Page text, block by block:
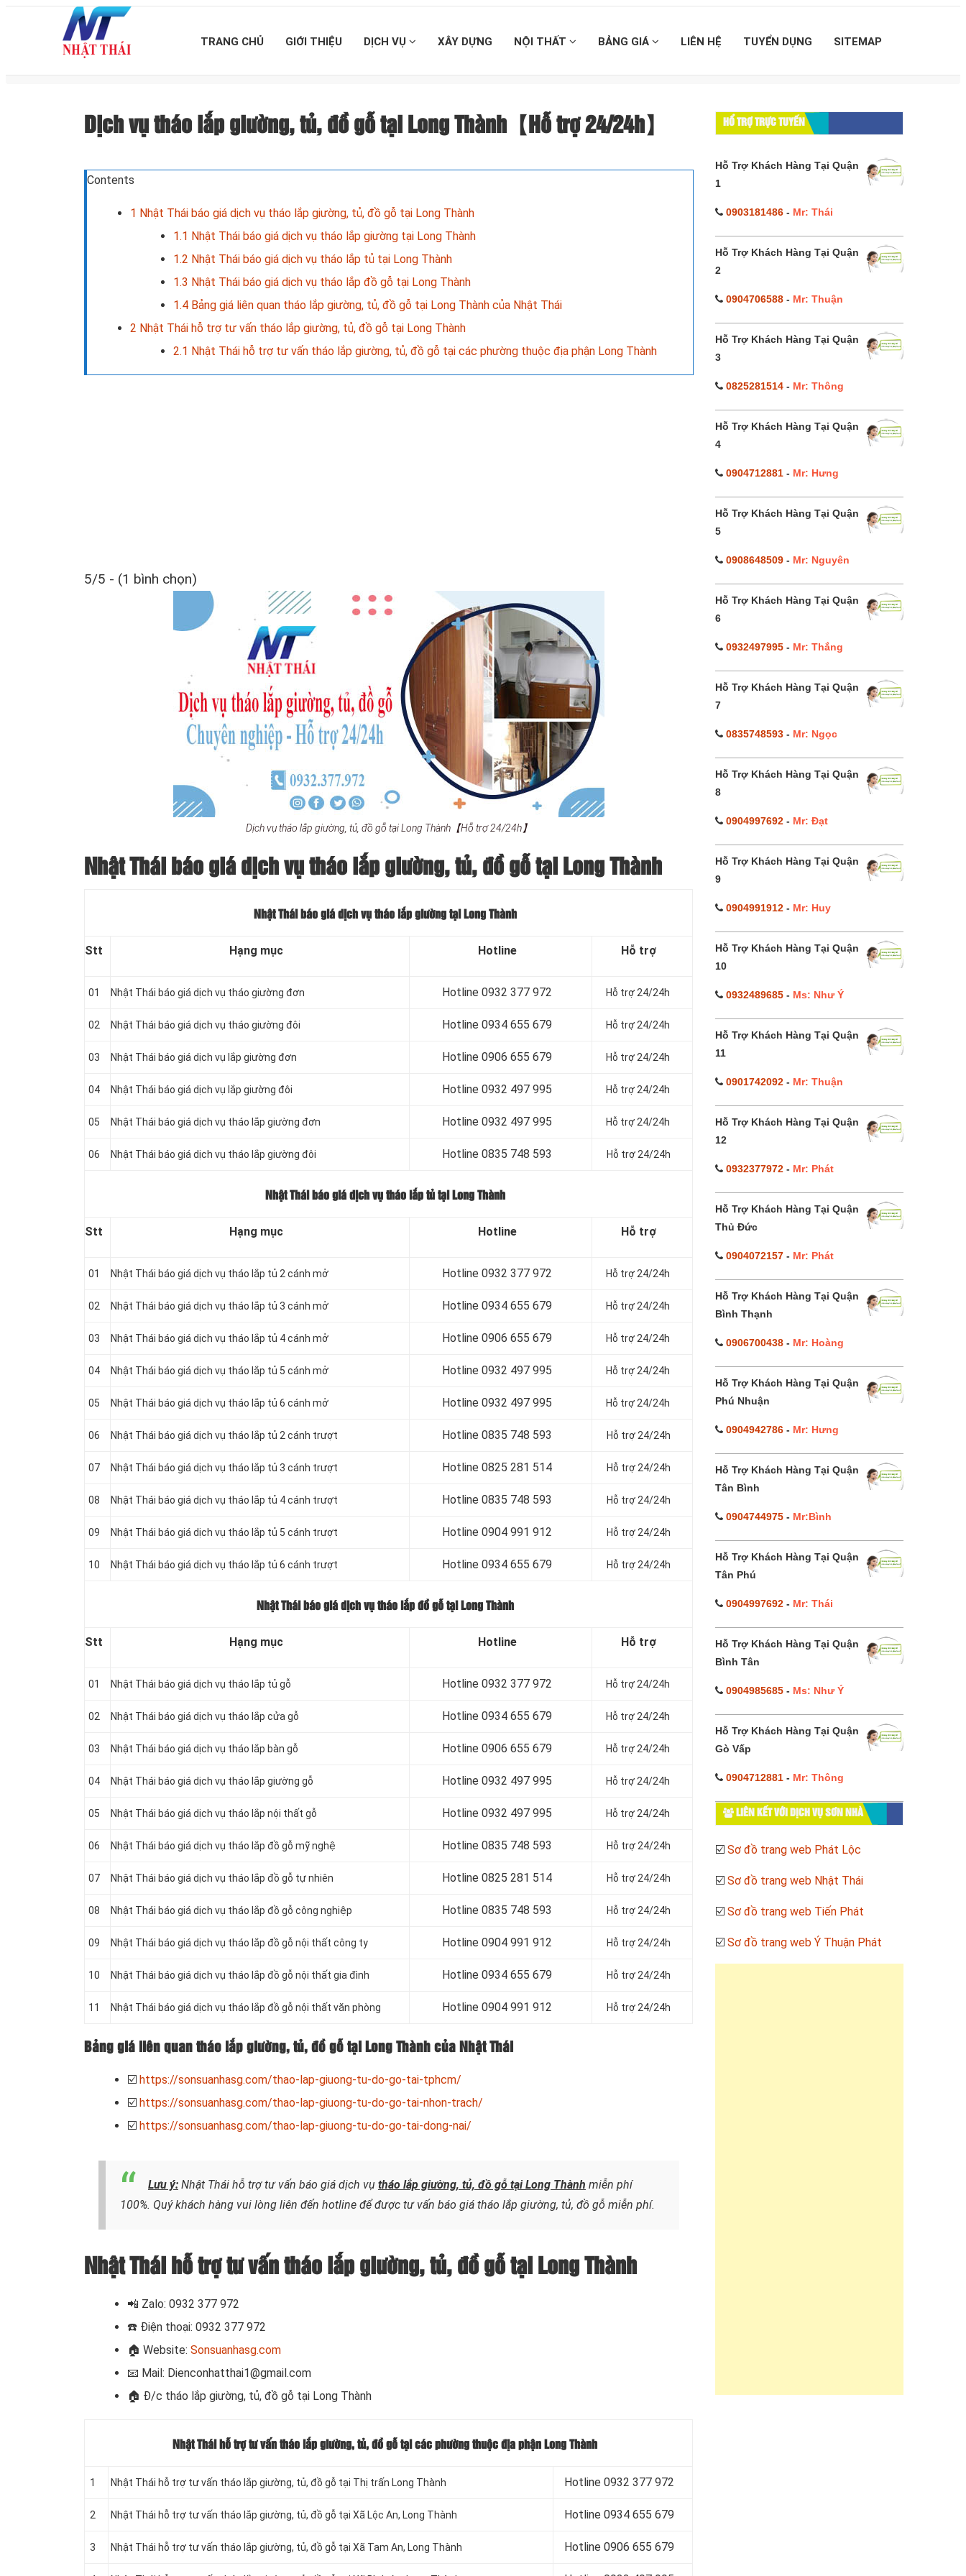
TRANG CHỦ GIỚI THIỆU DỊCH VỤ XÂY DỰNG NỘI THẤT BẢNG GIÁ LIÊN HỆ TUYỂN DỤNG SITEMAP
Dịch vụ tháo lắp giường, tủ, đồ gỗ tại Long Thành【Hỗ trợ 24/24h】
Contents
1 Nhật Thái báo giá dịch vụ tháo lắp giường, tủ, đồ gỗ tại Long Thành
1.1 Nhật Thái báo giá dịch vụ tháo lắp giường tại Long Thành
1.2 Nhật Thái báo giá dịch vụ tháo lắp tủ tại Long Thành
1.3 Nhật Thái báo giá dịch vụ tháo lắp đồ gỗ tại Long Thành
1.4 Bảng giá liên quan tháo lắp giường, tủ, đồ gỗ tại Long Thành của Nhật Thái
2 Nhật Thái hỗ trợ tư vấn tháo lắp giường, tủ, đồ gỗ tại Long Thành
2.1 Nhật Thái hỗ trợ tư vấn tháo lắp giường, tủ, đồ gỗ tại các phường thuộc địa phận Long Thành
5/5 - (1 bình chọn)
Dịch vụ tháo lắp giường, tủ, đồ gỗ tại Long Thành【Hỗ trợ 24/24h】
Nhật Thái báo giá dịch vụ tháo lắp giường, tủ, đồ gỗ tại Long Thành
Nhật Thái báo giá dịch vụ tháo lắp giường tại Long Thành
Stt Hạng mục Hotline Hỗ trợ
01 Nhật Thái báo giá dịch vụ tháo giường đơn Hotline 0932 377 972 Hỗ trợ 24/24h
02 Nhật Thái báo giá dịch vụ tháo giường đôi Hotline 0934 655 679 Hỗ trợ 24/24h
03 Nhật Thái báo giá dịch vụ lắp giường đơn Hotline 0906 655 679 Hỗ trợ 24/24h
04 Nhật Thái báo giá dịch vụ lắp giường đôi Hotline 0932 497 995 Hỗ trợ 24/24h
05 Nhật Thái báo giá dịch vụ tháo lắp giường đơn Hotline 0932 497 995 Hỗ trợ 24/24h
06 Nhật Thái báo giá dịch vụ tháo lắp giường đôi Hotline 0835 748 593 Hỗ trợ 24/24h
Nhật Thái báo giá dịch vụ tháo lắp tủ tại Long Thành
Stt Hạng mục Hotline Hỗ trợ
01 Nhật Thái báo giá dịch vụ tháo lắp tủ 2 cánh mở Hotline 0932 377 972 Hỗ trợ 24/24h
02 Nhật Thái báo giá dịch vụ tháo lắp tủ 3 cánh mở Hotline 0934 655 679 Hỗ trợ 24/24h
03 Nhật Thái báo giá dịch vụ tháo lắp tủ 4 cánh mở Hotline 0906 655 679 Hỗ trợ 24/24h
04 Nhật Thái báo giá dịch vụ tháo lắp tủ 5 cánh mở Hotline 0932 497 995 Hỗ trợ 24/24h
05 Nhật Thái báo giá dịch vụ tháo lắp tủ 6 cánh mở Hotline 0932 497 995 Hỗ trợ 24/24h
06 Nhật Thái báo giá dịch vụ tháo lắp tủ 2 cánh trượt Hotline 0835 748 593 Hỗ trợ 24/24h
07 Nhật Thái báo giá dịch vụ tháo lắp tủ 3 cánh trượt Hotline 0825 281 514 Hỗ trợ 24/24h
08 Nhật Thái báo giá dịch vụ tháo lắp tủ 4 cánh trượt Hotline 0835 748 593 Hỗ trợ 24/24h
09 Nhật Thái báo giá dịch vụ tháo lắp tủ 5 cánh trượt Hotline 0904 991 912 Hỗ trợ 24/24h
10 Nhật Thái báo giá dịch vụ tháo lắp tủ 6 cánh trượt Hotline 0934 655 679 Hỗ trợ 24/24h
Nhật Thái báo giá dịch vụ tháo lắp đồ gỗ tại Long Thành
Stt Hạng mục Hotline Hỗ trợ
01 Nhật Thái báo giá dịch vụ tháo lắp tủ gỗ Hotline 0932 377 972 Hỗ trợ 24/24h
02 Nhật Thái báo giá dịch vụ tháo lắp cửa gỗ Hotline 0934 655 679 Hỗ trợ 24/24h
03 Nhật Thái báo giá dịch vụ tháo lắp bàn gỗ Hotline 0906 655 679 Hỗ trợ 24/24h
04 Nhật Thái báo giá dịch vụ tháo lắp giường gỗ Hotline 0932 497 995 Hỗ trợ 24/24h
05 Nhật Thái báo giá dịch vụ tháo lắp nội thất gỗ Hotline 0932 497 995 Hỗ trợ 24/24h
06 Nhật Thái báo giá dịch vụ tháo lắp đồ gỗ mỹ nghệ Hotline 0835 748 593 Hỗ trợ 24/24h
07 Nhật Thái báo giá dịch vụ tháo lắp đồ gỗ tự nhiên Hotline 0825 281 514 Hỗ trợ 24/24h
08 Nhật Thái báo giá dịch vụ tháo lắp đồ gỗ công nghiệp Hotline 0835 748 593 Hỗ trợ 24/24h
09 Nhật Thái báo giá dịch vụ tháo lắp đồ gỗ nội thất công ty Hotline 0904 991 912 Hỗ trợ 24/24h
10 Nhật Thái báo giá dịch vụ tháo lắp đồ gỗ nội thất gia đình Hotline 0934 655 679 Hỗ trợ 24/24h
11 Nhật Thái báo giá dịch vụ tháo lắp đồ gỗ nội thất văn phòng Hotline 0904 991 912 Hỗ trợ 24/24h
Bảng giá liên quan tháo lắp giường, tủ, đồ gỗ tại Long Thành của Nhật Thái
☑️ https://sonsuanhasg.com/thao-lap-giuong-tu-do-go-tai-tphcm/
☑️ https://sonsuanhasg.com/thao-lap-giuong-tu-do-go-tai-nhon-trach/
☑️ https://sonsuanhasg.com/thao-lap-giuong-tu-do-go-tai-dong-nai/
Lưu ý: Nhật Thái hỗ trợ tư vấn báo giá dịch vụ tháo lắp giường, tủ, đồ gỗ tại Long Thành miễn phí
100%. Quý khách hàng vui lòng liên đến hotline để được tư vấn báo giá tháo lắp giường, tủ, đồ gỗ miễn phí.
Nhật Thái hỗ trợ tư vấn tháo lắp giường, tủ, đồ gỗ tại Long Thành
📲 Zalo: 0932 377 972
☎️ Điện thoại: 0932 377 972
🏠 Website: Sonsuanhasg.com
📧 Mail: Dienconhatthai1@gmail.com
🏠 Đ/c tháo lắp giường, tủ, đồ gỗ tại Long Thành
Nhật Thái hỗ trợ tư vấn tháo lắp giường, tủ, đồ gỗ tại các phường thuộc địa phận Long Thành
1 Nhật Thái hỗ trợ tư vấn tháo lắp giường, tủ, đồ gỗ tại Thị trấn Long Thành Hotline 0932 377 972
2 Nhật Thái hỗ trợ tư vấn tháo lắp giường, tủ, đồ gỗ tại Xã Lộc An, Long Thành Hotline 0934 655 679
3 Nhật Thái hỗ trợ tư vấn tháo lắp giường, tủ, đồ gỗ tại Xã Tam An, Long Thành Hotline 0906 655 679
HỔ TRỢ TRỰC TUYẾN
Hỗ Trợ Khách Hàng Tại Quận
1
0903181486- Mr: Thái
Hỗ Trợ Khách Hàng Tại Quận
2
0904706588- Mr: Thuận
Hỗ Trợ Khách Hàng Tại Quận
3
0825281514- Mr: Thông
Hỗ Trợ Khách Hàng Tại Quận
4
0904712881- Mr: Hưng
Hỗ Trợ Khách Hàng Tại Quận
5
0908648509- Mr: Nguyên
Hỗ Trợ Khách Hàng Tại Quận
6
0932497995- Mr: Thắng
Hỗ Trợ Khách Hàng Tại Quận
7
0835748593- Mr: Ngọc
Hỗ Trợ Khách Hàng Tại Quận
8
0904997692- Mr: Đạt
Hỗ Trợ Khách Hàng Tại Quận
9
0904991912- Mr: Huy
Hỗ Trợ Khách Hàng Tại Quận
10
0932489685- Ms: Như Ý
Hỗ Trợ Khách Hàng Tại Quận
11
0901742092- Mr: Thuận
Hỗ Trợ Khách Hàng Tại Quận
12
0932377972- Mr: Phát
Hỗ Trợ Khách Hàng Tại Quận
Thủ Đức
0904072157- Mr: Phát
Hỗ Trợ Khách Hàng Tại Quận
Bình Thạnh
0906700438- Mr: Hoàng
Hỗ Trợ Khách Hàng Tại Quận
Phú Nhuận
0904942786- Mr: Hưng
Hỗ Trợ Khách Hàng Tại Quận
Tân Bình
0904744975- Mr:Bình
Hỗ Trợ Khách Hàng Tại Quận
Tân Phú
0904997692- Mr: Thái
Hỗ Trợ Khách Hàng Tại Quận
Bình Tân
0904985685- Ms: Như Ý
Hỗ Trợ Khách Hàng Tại Quận
Gò Vấp
0904712881- Mr: Thông
LIÊN KẾT VỚI DỊCH VỤ SƠN NHÀ
☑️ Sơ đồ trang web Phát Lộc
☑️ Sơ đồ trang web Nhật Thái
☑️ Sơ đồ trang web Tiến Phát
☑️ Sơ đồ trang web Ý Thuận Phát